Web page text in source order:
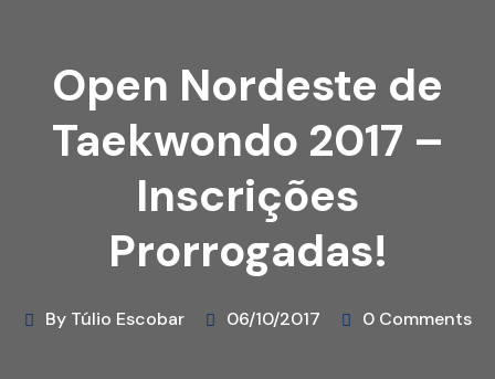
Open Nordeste de
Taekwondo 2017 –
Inscrições
Prorrogadas!
By Túlio Escobar 06/10/2017 0 Comments